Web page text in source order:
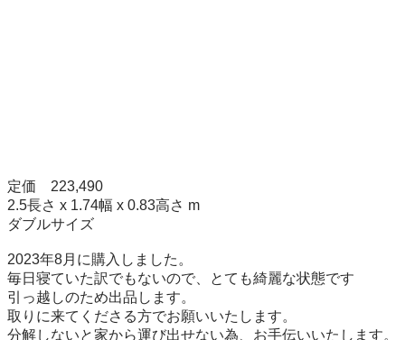
定価　223,490
2.5長さ x 1.74幅 x 0.83高さ m
ダブルサイズ
2023年8月に購入しました。
毎日寝ていた訳でもないので、とても綺麗な状態です
引っ越しのため出品します。
取りに来てくださる方でお願いいたします。
分解しないと家から運び出せない為、お手伝いいたします。